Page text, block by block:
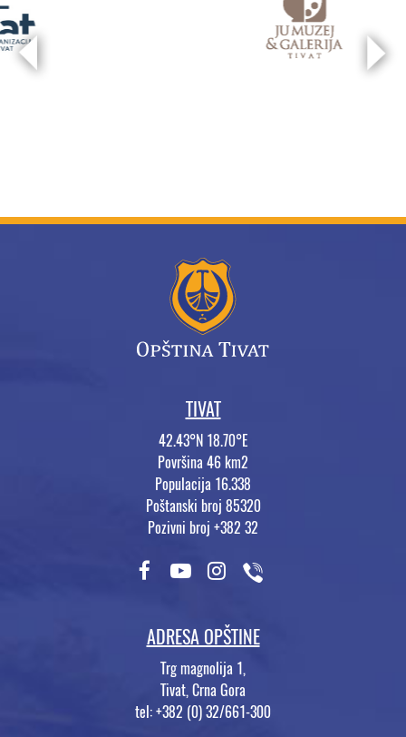
TIVAT
42.43°N 18.70°E
Površina 46 km2
Populacija 16.338
Poštanski broj 85320
Pozivni broj +382 32
ADRESA OPŠTINE
Trg magnolija 1,
Tivat, Crna Gora
tel: +382 (0) 32/661-300